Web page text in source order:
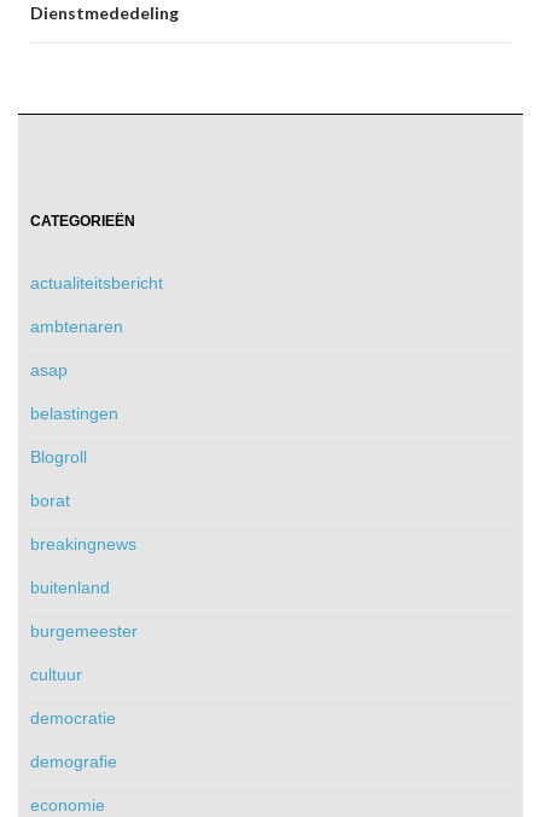
Dienstmededeling
CATEGORIEËN
actualiteitsbericht
ambtenaren
asap
belastingen
Blogroll
borat
breakingnews
buitenland
burgemeester
cultuur
democratie
demografie
economie